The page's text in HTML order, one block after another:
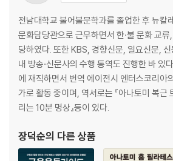
전남대학교 불어불문학과를 졸업한 후 뉴칼
문화담당관으로 근무하면서 한·불 문화 교
당하였다. 또한 KBS, 경향신문, 일요신문,
내 방송·신문사의 수행 통역도 진행한 바 있
에 재직하면서 번역 에이전시 엔터스코리아
가로 활동 중이며, 역서로는 『아나토미 복근
리는 10분 명상』등이 있다.
장덕순의 다른 상품